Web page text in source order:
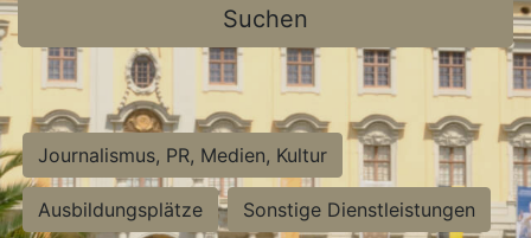
Suchen
Journalismus, PR, Medien, Kultur
Ausbildungsplätze Sonstige Dienstleistungen